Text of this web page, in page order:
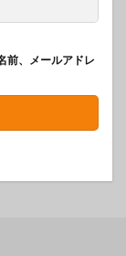
前、メールアドレ